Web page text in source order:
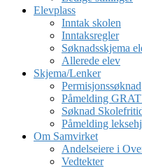
Elevplass
Inntak skolen
Inntaksregler
Søknadsskjema
Allerede elev
Skjema/Lenker
Permisjonssøknad
Påmelding
Søknad
Påmelding
Om Samvirket
Andelseiere i
Vedtekter